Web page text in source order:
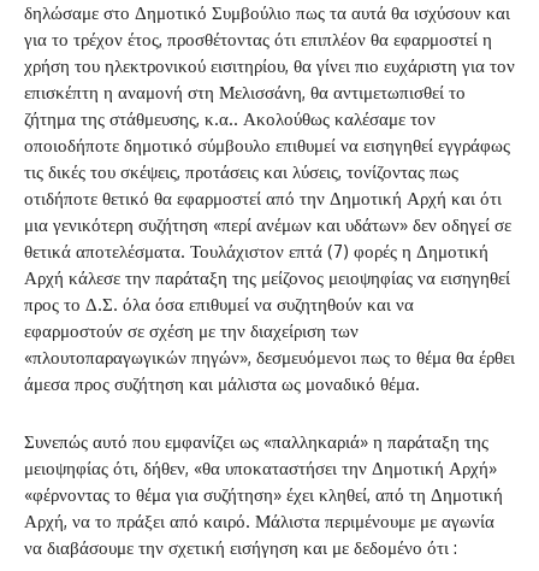
δηλώσαμε στο Δημοτικό Συμβούλιο πως τα αυτά θα ισχύσουν και
για το τρέχον έτος, προσθέτοντας ότι επιπλέον θα εφαρμοστεί η
χρήση του ηλεκτρονικού εισιτηρίου, θα γίνει πιο ευχάριστη για τον
επισκέπτη η αναμονή στη Μελισσάνη, θα αντιμετωπισθεί το
ζήτημα της στάθμευσης, κ.α.. Ακολούθως καλέσαμε τον
οποιοδήποτε δημοτικό σύμβουλο επιθυμεί να εισηγηθεί εγγράφως
τις δικές του σκέψεις, προτάσεις και λύσεις, τονίζοντας πως
οτιδήποτε θετικό θα εφαρμοστεί από την Δημοτική Αρχή και ότι
μια γενικότερη συζήτηση «περί ανέμων και υδάτων» δεν οδηγεί σε
θετικά αποτελέσματα. Τουλάχιστον επτά (7) φορές η Δημοτική
Αρχή κάλεσε την παράταξη της μείζονος μειοψηφίας να εισηγηθεί
προς το Δ.Σ. όλα όσα επιθυμεί να συζητηθούν και να
εφαρμοστούν σε σχέση με την διαχείριση των
«πλουτοπαραγωγικών πηγών», δεσμευόμενοι πως το θέμα θα έρθει
άμεσα προς συζήτηση και μάλιστα ως μοναδικό θέμα.
Συνεπώς αυτό που εμφανίζει ως «παλληκαριά» η παράταξη της
μειοψηφίας ότι, δήθεν, «θα υποκαταστήσει την Δημοτική Αρχή»
«φέρνοντας το θέμα για συζήτηση» έχει κληθεί, από τη Δημοτική
Αρχή, να το πράξει από καιρό. Μάλιστα περιμένουμε με αγωνία
να διαβάσουμε την σχετική εισήγηση και με δεδομένο ότι :